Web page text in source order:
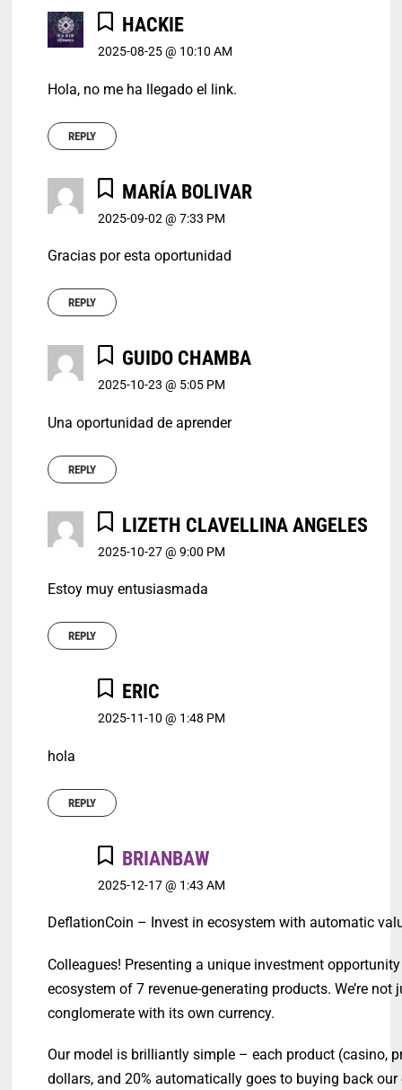
HACKIE
2025-08-25 @ 10:10 AM
Hola, no me ha llegado el link.
REPLY
MARÍA BOLIVAR
2025-09-02 @ 7:33 PM
Gracias por esta oportunidad
REPLY
GUIDO CHAMBA
2025-10-23 @ 5:05 PM
Una oportunidad de aprender
REPLY
LIZETH CLAVELLINA ANGELES
2025-10-27 @ 9:00 PM
Estoy muy entusiasmada
REPLY
ERIC
2025-11-10 @ 1:48 PM
hola
REPLY
BRIANBAW
2025-12-17 @ 1:43 AM
DeflationCoin – Invest in ecosystem with automatic
Colleagues! Presenting a unique investment
ecosystem of 7 revenue-generating products. We’re
conglomerate with its own currency.
Our model is brilliantly simple – each product (casino,
dollars, and 20% automatically goes to buying back